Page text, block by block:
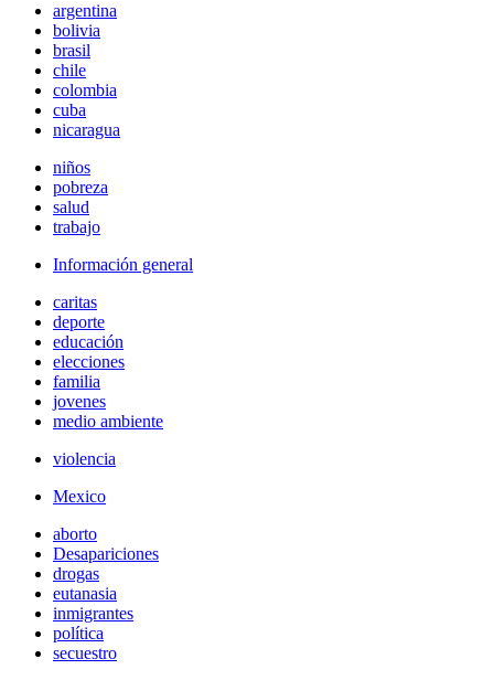
argentina
bolivia
brasil
chile
colombia
cuba
nicaragua
niños
pobreza
salud
trabajo
Información general
caritas
deporte
educación
elecciones
familia
jovenes
medio ambiente
violencia
Mexico
aborto
Desapariciones
drogas
eutanasia
inmigrantes
política
secuestro